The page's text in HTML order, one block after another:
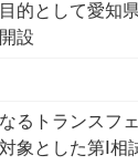
的として愛知
設
るトランスフ
象とした第Ⅰ相